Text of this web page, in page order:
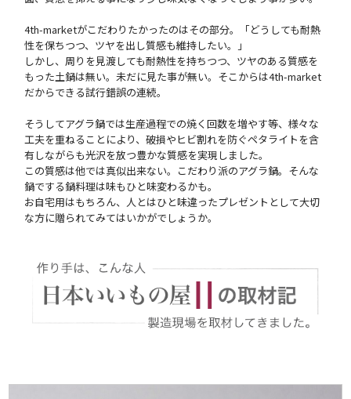
4th-marketがこだわりたかったのはその部分。「どうしても耐熱
性を保ちつつ、ツヤを出し質感も維持したい。」
しかし、周りを見渡しても耐熱性を持ちつつ、ツヤのある質感を
もった土鍋は無い。未だに見た事が無い。そこからは4th-market
だからできる試行錯誤の連続。
そうしてアグラ鍋では生産過程での焼く回数を増やす等、様々な
工夫を重ねることにより、破損やヒビ割れを防ぐペタライトを含
有しながらも光沢を放つ豊かな質感を実現しました。
この質感は他では真似出来ない。こだわり派のアグラ鍋。そんな
鍋でする鍋料理は味もひと味変わるかも。
お自宅用はもちろん、人とはひと味違ったプレゼントとして大切
な方に贈られてみてはいかがでしょうか。